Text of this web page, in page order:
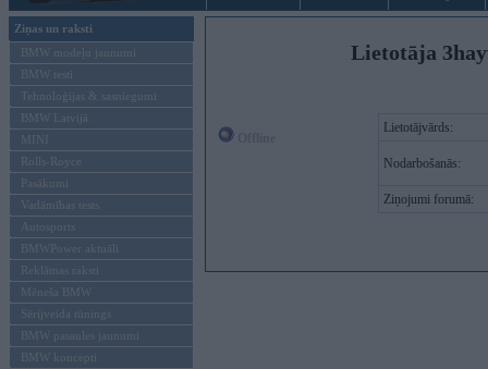
Ziņas un raksti
BMW modeļu jaunumi
BMW testi
Tehnoloģijas & sasniegumi
BMW Latvijā
MINI
Rolls-Royce
Pasākumi
Vadāmības tests
Autosports
BMWPower aktuāli
Reklāmas raksti
Mēneša BMW
Sērijveida tūnings
BMW pasaules jaunumi
BMW koncepti
Lietotāja
Lietotājvārds:
Nodarbošanās:
Ziņojumi forumā: